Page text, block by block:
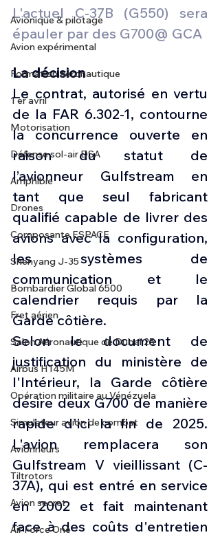
Avionique & pilotage
Avion expérimental
Formation aéronautique
1 er avril
Motorisation
Défense sol-air DSA
Amphibie
Drones
Composante ESPACE
Shenyang J-35
Bombardier Global 6500
Fret aérien
Salon Aéronautique de Dubaï 25
Airbus H145M
Opération militaire au Vénézuela
Simulateur avion de combat
Avionneurs
Tiltrotors
Avion secret
Air Force One
L'actuel C-37B (G550) sera
épauler par des G700@ GCA
La décision
Le contrat, autorisé en vertu
de la FAR 6.302-1, contourne
la concurrence ouverte en
raison du statut de
l’avionneur Gulfstream en
tant que seul fabricant
qualifié capable de livrer des
avions avec la configuration,
les systèmes de
communication et le
calendrier requis par la
Garde côtière.
Selon le document de
justification du ministère de
l'Intérieur, la Garde côtière
désire deux G700 de manière
rapide d'ici la fin de 2025.
L'avion remplacera son
Gulfstream V vieillissant (C-
37A), qui est entré en service
en 2002 et fait maintenant
face à des coûts d'entretien